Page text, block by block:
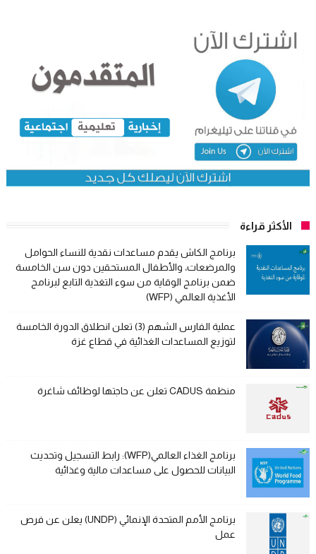
الأكثر قراءة
برنامج الكاش يقدم مساعدات نقدية للنساء الحوامل
والمرضعات، والأطفال المستحقين دون سن الخامسة
ضمن برنامج الوقاية من سوء التغذية التابع لبرنامج
الأغذية العالمي (WFP)
عملية الفارس الشهم (3) تعلن انطلاق الدورة الخامسة
لتوزيع المساعدات الغذائية في قطاع غزة
منظمة CADUS تعلن عن حاجتها لوظائف شاغرة
برنامج الغذاء العالمي(WFP): رابط التسجيل وتحديث
البيانات للحصول على مساعدات مالية وغذائية
برنامج الأمم المتحدة الإنمائي (UNDP) يعلن عن فرص
عمل